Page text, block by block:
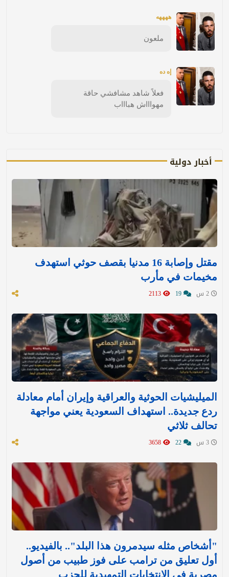
ههههه
ملعون
إه ده
فعلاً شاهد مشافشي حاقة
مهواااش هباااب
أخبار دولية
مقتل وإصابة 16 مدنيا بقصف حوثي استهدف
مخيمات في مأرب
الميليشيات الحوثية والعراقية وإيران أمام معادلة
ردع جديدة.. استهداف السعودية يعني مواجهة
تحالف ثلاثي
"أشخاص مثله سيدمرون هذا البلد".. بالفيديو..
أول تعليق من ترامب على فوز طبيب من أصول
مصرية في الانتخابات التمهيدية للحزب